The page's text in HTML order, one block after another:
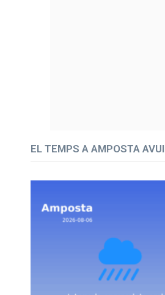
EL TEMPS A AMPOSTA AVUI